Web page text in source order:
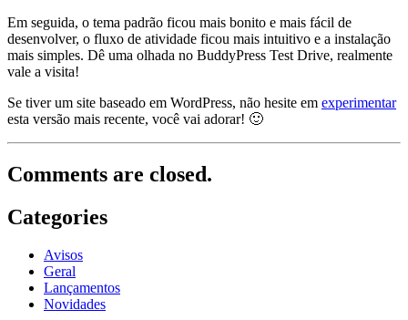
Em seguida, o tema padrão ficou mais bonito e mais fácil de
desenvolver, o fluxo de atividade ficou mais intuitivo e a instalação
mais simples. Dê uma olhada no BuddyPress Test Drive, realmente
vale a visita!
Se tiver um site baseado em WordPress, não hesite em experimentar
esta versão mais recente, você vai adorar! 🙂
Comments are closed.
Categories
Avisos
Geral
Lançamentos
Novidades